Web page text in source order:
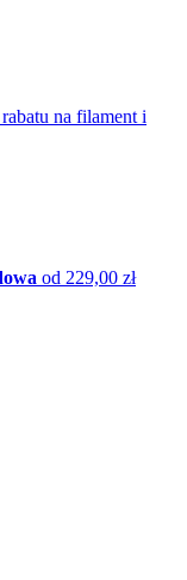
na filament i
od 229,00 zł